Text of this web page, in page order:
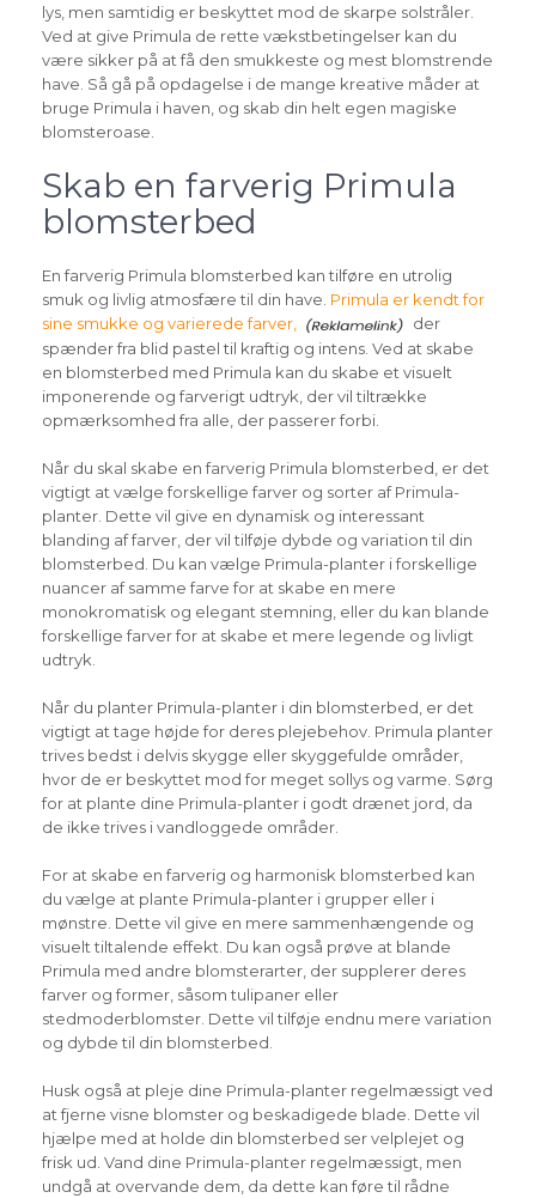
lys, men samtidig er beskyttet mod de skarpe solstråler.
Ved at give Primula de rette vækstbetingelser kan du
være sikker på at få den smukkeste og mest blomstrende
have. Så gå på opdagelse i de mange kreative måder at
bruge Primula i haven, og skab din helt egen magiske
blomsteroase.
Skab en farverig Primula
blomsterbed
En farverig Primula blomsterbed kan tilføre en utrolig
smuk og livlig atmosfære til din have. Primula er kendt for
sine smukke og varierede farver,
der
spænder fra blid pastel til kraftig og intens. Ved at skabe
en blomsterbed med Primula kan du skabe et visuelt
imponerende og farverigt udtryk, der vil tiltrække
opmærksomhed fra alle, der passerer forbi.
Når du skal skabe en farverig Primula blomsterbed, er det
vigtigt at vælge forskellige farver og sorter af Primula-
planter. Dette vil give en dynamisk og interessant
blanding af farver, der vil tilføje dybde og variation til din
blomsterbed. Du kan vælge Primula-planter i forskellige
nuancer af samme farve for at skabe en mere
monokromatisk og elegant stemning, eller du kan blande
forskellige farver for at skabe et mere legende og livligt
udtryk.
Når du planter Primula-planter i din blomsterbed, er det
vigtigt at tage højde for deres plejebehov. Primula planter
trives bedst i delvis skygge eller skyggefulde områder,
hvor de er beskyttet mod for meget sollys og varme. Sørg
for at plante dine Primula-planter i godt drænet jord, da
de ikke trives i vandloggede områder.
For at skabe en farverig og harmonisk blomsterbed kan
du vælge at plante Primula-planter i grupper eller i
mønstre. Dette vil give en mere sammenhængende og
visuelt tiltalende effekt. Du kan også prøve at blande
Primula med andre blomsterarter, der supplerer deres
farver og former, såsom tulipaner eller
stedmoderblomster. Dette vil tilføje endnu mere variation
og dybde til din blomsterbed.
Husk også at pleje dine Primula-planter regelmæssigt ved
at fjerne visne blomster og beskadigede blade. Dette vil
hjælpe med at holde din blomsterbed ser velplejet og
frisk ud. Vand dine Primula-planter regelmæssigt, men
undgå at overvande dem, da dette kan føre til rådne